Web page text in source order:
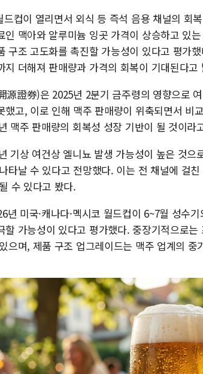
드컵이 열리면서 외식 등 즉석 음용 채널의 회
인 맥아와 알루미늄 잉곳 가격이 상승하고 있
구조 고도화를 촉진할 가능성이 있다고 평가
지 더해져 판매량과 가격의 회복이 기대된다고
源證券)은 2025년 2분기 금주령의 영향으로
했고, 이로 인해 맥주 판매량이 위축되면서 비
맥주 판매량의 회복성 성장 기반이 될 것이라
기상 여건상 엘니뇨 발생 가능성이 높은 것
타날 수 있다고 전망했다. 이는 전 채널에 걸
수 있다고 봤다.
년 미국·캐나다·멕시코 월드컵이 6~7월 성수
할 가능성이 있다고 평가했다. 중장기적으로
으며, 제품 구조 업그레이드는 맥주 업계의